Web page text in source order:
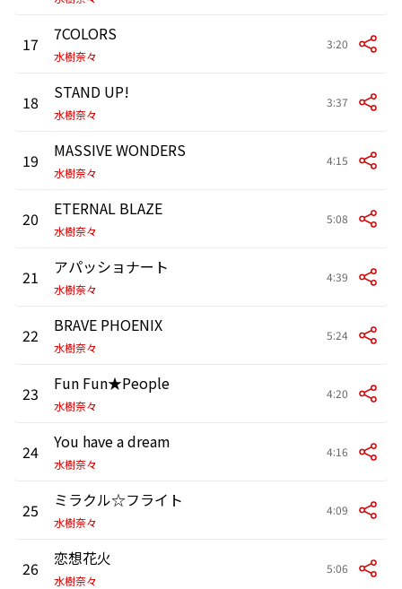
17 7COLORS
水樹奈々
3:20
18 STAND UP!
水樹奈々
3:37
19 MASSIVE WONDERS
水樹奈々
4:15
20 ETERNAL BLAZE
水樹奈々
5:08
21 アパッショナート
水樹奈々
4:39
22 BRAVE PHOENIX
水樹奈々
5:24
23 Fun Fun★People
水樹奈々
4:20
24 You have a dream
水樹奈々
4:16
25 ミラクル☆フライト
水樹奈々
4:09
26 恋想花火
水樹奈々
5:06